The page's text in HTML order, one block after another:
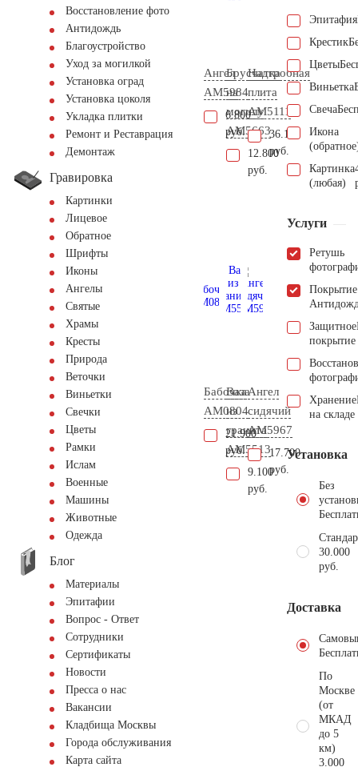
Восстановление фото
Антидождь
Благоустройство
Уход за могилкой
Установка оград
Установка цоколя
Укладка плитки
Ремонт и Реставрация
Демонтаж
Гравировка
Картинки
Лицевое
Обратное
Шрифты
Иконы
Ангелы
Святые
Храмы
Кресты
Природа
Веточки
Виньетки
Свечки
Цветы
Рамки
Ислам
Военные
Машины
Животные
Одежда
Блог
Материалы
Эпитафии
Вопрос - Ответ
Сотрудники
Сертификаты
Новости
Пресса о нас
Вакансии
Кладбища Москвы
Города обслуживания
Карта сайта
Ангел
AM5984
6.800
руб.
Брусчатка
на
могилу
AM5663
12.800
руб.
Надгробная
плита
AM5111
36.100
руб.
Бабочка
AM0804
21.900
руб.
Ваза
из
гранита
AM5513
9.100
руб.
Ангел
сидячий
AM5967
17.700
руб.
Эпитафия
Крестик
Цветы
Виньетка
Свеча
Икона
Картинка
(любая)
Услуги
Ретушь
Покрытие
Защитное
покрытие
Хранение
на складе
Установка
Без
30.000
руб.
Доставка
По
Москве
(от
МКАД
до 5
км)
3.000